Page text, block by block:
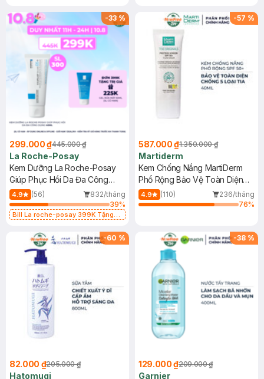
-33%
299.000 ₫445.000 ₫
La Roche-Posay
Kem Dưỡng La Roche-Posay
Giúp Phục Hồi Da Đa Công
Dụng 40ml
4.9 (56)
832/tháng
39%
Bill La roche-posay 399K Tặng
(SL có hạn)
-57 %
587.000 ₫1.350.000 ₫
Martiderm
Kem Chống Nắng MartiDerm
Phổ Rộng Bảo Vệ Toàn Diện
40ml
4.9 (110)
236/tháng
76%
-60 %
82.000 ₫205.000 ₫
Hatomugi
-38 %
129.000 ₫209.000 ₫
Garnier